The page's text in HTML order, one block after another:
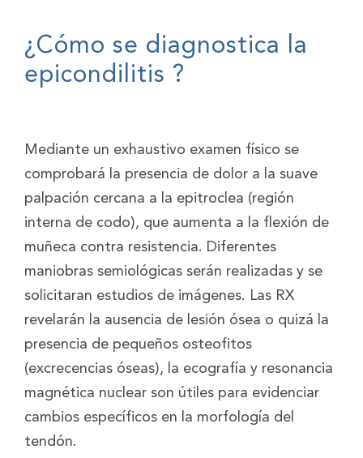
¿Cómo se diagnostica la
epicondilitis ?
Mediante un exhaustivo examen físico se
comprobará la presencia de dolor a la suave
palpación cercana a la epitroclea (región
interna de codo), que aumenta a la flexión de
muñeca contra resistencia. Diferentes
maniobras semiológicas serán realizadas y se
solicitaran estudios de imágenes. Las RX
revelarán la ausencia de lesión ósea o quizá la
presencia de pequeños osteofitos
(excrecencias óseas), la ecografía y resonancia
magnética nuclear son útiles para evidenciar
cambios específicos en la morfología del
tendón.